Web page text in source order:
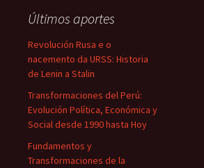
Últimos aportes
Revolución Rusa e o
nacemento da URSS: Historia
de Lenin a Stalin
Transformaciones del Perú:
Evolución Política, Económica y
Social desde 1990 hasta Hoy
Fundamentos y
Transformaciones de la